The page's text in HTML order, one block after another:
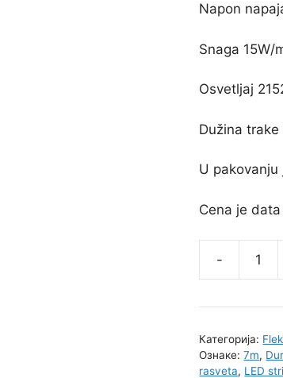
Napon
Snaga 15W/
Osvetljaj
Dužina trake
U pakovanju
Cena je
Bela
7m
24V
Категорија:
Ознаке:7m,
rasveta, LED